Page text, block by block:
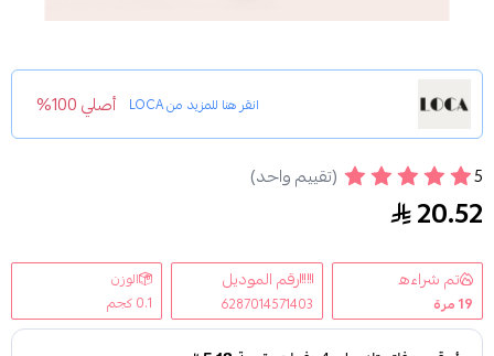
انقر هنا للمزيد منLOCA أصلي 100%
لوكا كحل سائل - 01 بلاكيست بلاك
5 (تقييم واحد)
20.52
تم شراءه
19مرة
رقم الموديل
6287014571403
الوزن
0.1 كجم